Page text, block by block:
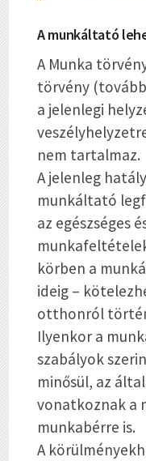
A munkáltató
A Munka
törvény
a jelenlegi
nem tartalmaz.
A jelenleg
munkáltató
az egészséges
körben a
ideig –
otthonról
Ilyenkor a
szabályok
minősül, az
vonatkoznak a
munkabérre is.
A